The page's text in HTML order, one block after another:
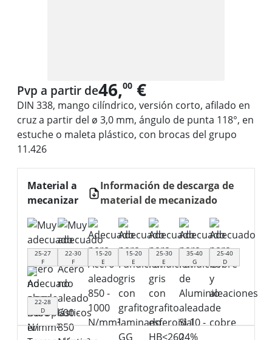
Pvp a partir de46,00 €
DIN 338, mango cilíndrico, versión corto, afilado en
cruz a partir del ø 3,0 mm, ángulo de punta 118°, en
estuche o maleta plástico, con brocas del grupo
11.426
Material a
mecanizar
Información de descarga de
material de mecanizado
25-27
F
22-30
F
15-20
E
15-20
E
25-30
E
35-40
G
25-40
D
22-28
D